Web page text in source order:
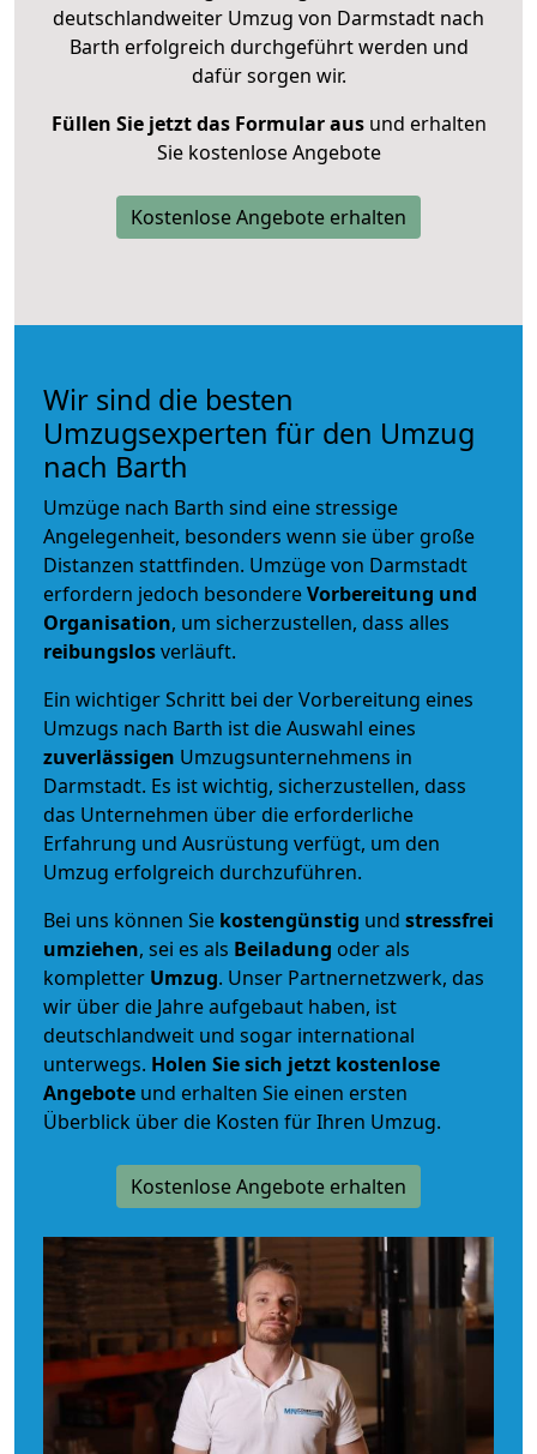
deutschlandweiter Umzug von Darmstadt nach
Barth erfolgreich durchgeführt werden und
dafür sorgen wir.
Füllen Sie jetzt das Formular ausund erhalten
Sie kostenlose Angebote
Kostenlose Angebote erhalten
Wir sind die besten
Umzugsexperten für den Umzug
nach Barth
Umzüge nach Barth sind eine stressige
Angelegenheit, besonders wenn sie über große
Distanzen stattfinden. Umzüge von Darmstadt
erfordern jedoch besondereVorbereitung und
Organisation, um sicherzustellen, dass alles
reibungslosverläuft.
Ein wichtiger Schritt bei der Vorbereitung eines
Umzugs nach Barth ist die Auswahl eines
zuverlässigen Umzugsunternehmens in
Darmstadt. Es ist wichtig, sicherzustellen, dass
das Unternehmen über die erforderliche
Erfahrung und Ausrüstung verfügt, um den
Umzug erfolgreich durchzuführen.
Bei uns können Sie kostengünstig und stressfrei
umziehen, sei es als Beiladung oder als
kompletter Umzug. Unser Partnernetzwerk, das
wir über die Jahre aufgebaut haben, ist
deutschlandweit und sogar international
unterwegs. Holen Sie sich jetzt kostenlose
Angebote und erhalten Sie einen ersten
Überblick über die Kosten für Ihren Umzug.
Kostenlose Angebote erhalten